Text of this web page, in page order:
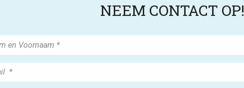
NEEM CONTACT OP!